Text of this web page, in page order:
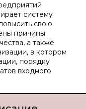
систему
свою
причины
а также
в котором
порядку
входного